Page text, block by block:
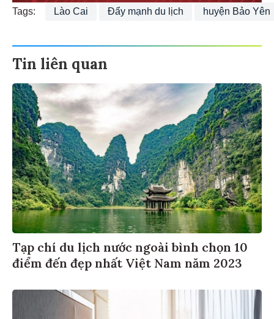
Tags: Lào Cai Đẩy mạnh du lịch huyện Bảo Yên
Tin liên quan
Tạp chí du lịch nước ngoài bình chọn 10
điểm đến đẹp nhất Việt Nam năm 2023